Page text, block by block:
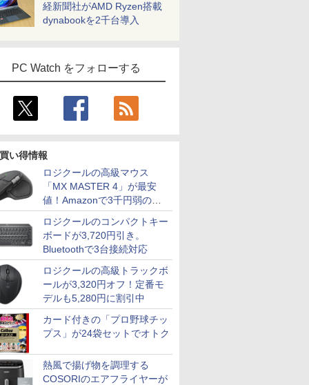
経新聞社がAMD Ryzen搭載
dynabookを2千台導入
PC Watch をフォローする
い得情報
ロジクールの高級マウス
「MX MASTER 4」が最安
値！Amazonで3千円弱の割
引
ロジクールのコンパクトキー
ボードが3,720円引き。
Bluetoothで3台接続対応
ロジクールの高級トラックボ
ールが3,320円オフ！定番モ
デルも5,280円に割引中
カード付きの「プロ野球チッ
プス」が24袋セットでオトク
熱風で揚げ物を調理する
COSORIのエアフライヤーが